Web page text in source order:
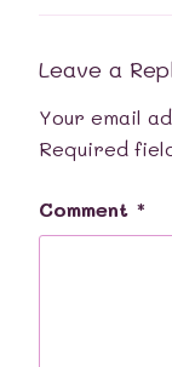
Leave a
Your email
Required
Comment *